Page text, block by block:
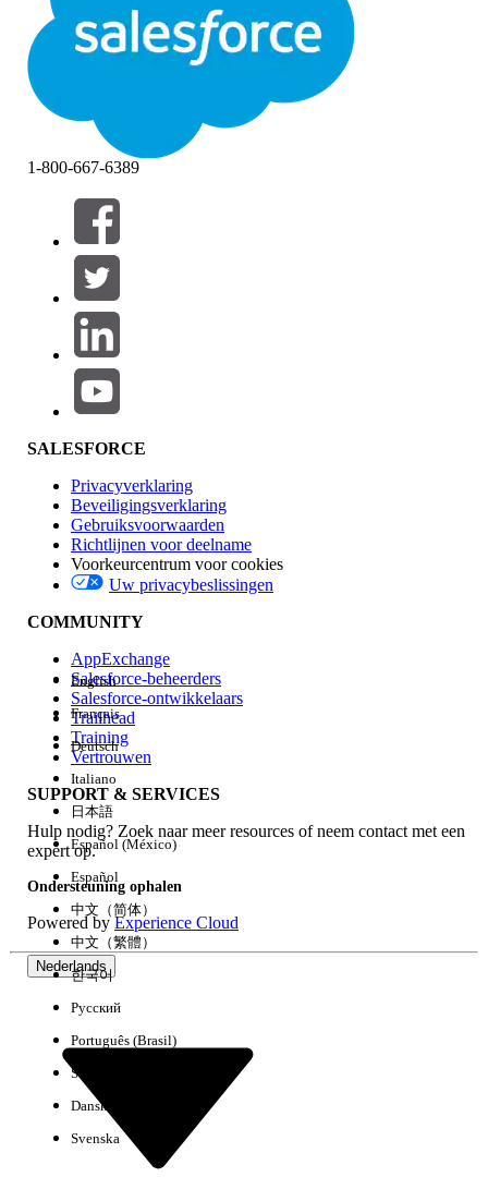
Sluiten Sluiten
Filters (0)
FILTERS SELECTEREN
Productgebied
Invloed op functies
Edition
Ervaring
Alles wissen Gereed
Geen resultaten
1-800-667-6389
SALESFORCE
Privacyverklaring
Beveiligingsverklaring
Gebruiksvoorwaarden
Richtlijnen voor deelname
Voorkeurcentrum voor cookies
Uw privacybeslissingen
COMMUNITY
AppExchange
Salesforce-beheerders
Salesforce-ontwikkelaars
Trailhead
Training
Vertrouwen
SUPPORT & SERVICES
Hulp nodig? Zoek naar meer resources of neem contact met een
expert op.
Ondersteuning ophalen
Powered byExperience Cloud
Nederlands
English
Français
Deutsch
Italiano
日本語
Español (México)
Español
中文（简体）
中文（繁體）
한국어
Русский
Português (Brasil)
Suomi
Dansk
Svenska